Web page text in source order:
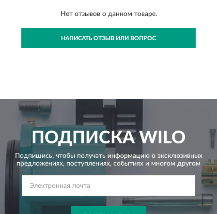
Нет отзывов о данном товаре.
НАПИСАТЬ ОТЗЫВ ИЛИ ВОПРОС
ПОДПИСКАWILO
Подпишись, чтобы получать информацию о эксклюзивных
предложениях, поступлениях, событиях и многом другом